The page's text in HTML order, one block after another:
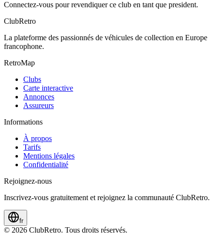
Connectez-vous pour revendiquer ce club en tant que president.
ClubRetro
La plateforme des passionnés de véhicules de collection en Europe
francophone.
RetroMap
Clubs
Carte interactive
Annonces
Assureurs
Informations
À propos
Tarifs
Mentions légales
Confidentialité
Rejoignez-nous
Inscrivez-vous gratuitement et rejoignez la communauté ClubRetro.
fr
© 2026 ClubRetro. Tous droits réservés.